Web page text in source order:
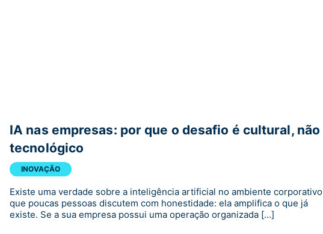
IA nas empresas: por que o desafio é cultural, não
tecnológico
INOVAÇÃO
Existe uma verdade sobre a inteligência artificial no ambiente corporativo
que poucas pessoas discutem com honestidade: ela amplifica o que já
existe. Se a sua empresa possui uma operação organizada […]